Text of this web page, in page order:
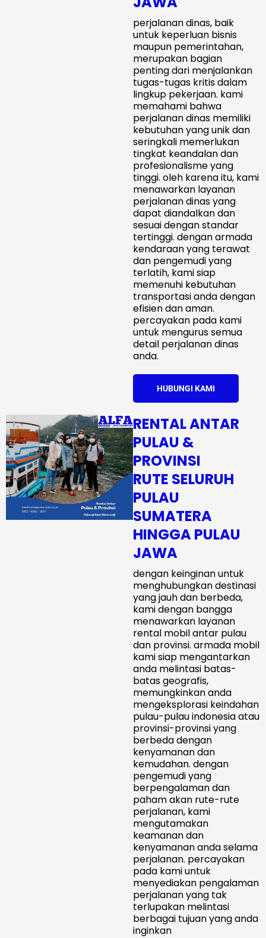
perjalanan dinas, baik
untuk keperluan bisnis
maupun pemerintahan,
merupakan bagian
penting dari menjalankan
tugas-tugas kritis dalam
lingkup pekerjaan. kami
memahami bahwa
perjalanan dinas memiliki
kebutuhan yang unik dan
seringkali memerlukan
tingkat keandalan dan
profesionalisme yang
tinggi. oleh karena itu, kami
menawarkan layanan
perjalanan dinas yang
dapat diandalkan dan
sesuai dengan standar
tertinggi. dengan armada
kendaraan yang terawat
dan pengemudi yang
terlatih, kami siap
memenuhi kebutuhan
transportasi anda dengan
efisien dan aman.
percayakan pada kami
untuk mengurus semua
detail perjalanan dinas
anda.
HUBUNGI KAMI
RENTAL ANTAR
PULAU &
PROVINSI
RUTE SELURUH
PULAU
SUMATERA
HINGGA PULAU
JAWA
dengan keinginan untuk
menghubungkan destinasi
yang jauh dan berbeda,
kami dengan bangga
menawarkan layanan
rental mobil antar pulau
dan provinsi. armada mobil
kami siap mengantarkan
anda melintasi batas-
batas geografis,
memungkinkan anda
mengeksplorasi keindahan
pulau-pulau indonesia atau
provinsi-provinsi yang
berbeda dengan
kenyamanan dan
kemudahan. dengan
pengemudi yang
berpengalaman dan
paham akan rute-rute
perjalanan, kami
mengutamakan
keamanan dan
kenyamanan anda selama
perjalanan. percayakan
pada kami untuk
menyediakan pengalaman
perjalanan yang tak
terlupakan melintasi
berbagai tujuan yang anda
inginkan